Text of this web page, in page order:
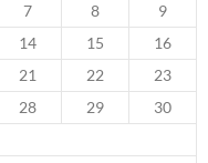
7 8
9
14 15
16
21 22
23
28 29
30